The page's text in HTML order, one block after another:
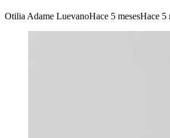
Otilia Adame LuevanoHace 5 mesesHace 5